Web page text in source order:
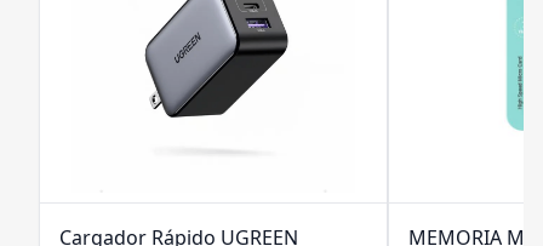
Cargador Rápido UGREEN
MEMORIA